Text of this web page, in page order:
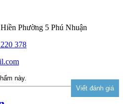
Phường 5 Phú Nhuận
378
này.